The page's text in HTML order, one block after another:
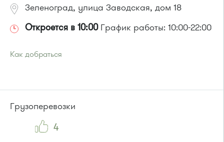
Зеленоград, улица Заводская, дом 18
Откроется в 10:00График работы: 10:00-22:00
Как добраться
Маршрутка № 460м
или до остановки"Промкомбинат"
Автобус № 20.
Грузоперевозки
4